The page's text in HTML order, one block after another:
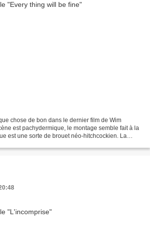
chose de bon dans le dernier film de Wim
est pachydermique, le montage semble fait à la
est une sorte de brouet néo-hitchcockien. La